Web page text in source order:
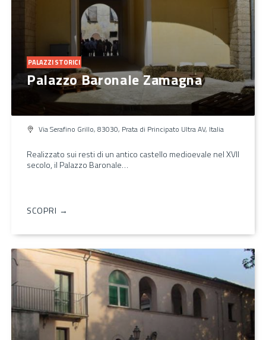
PALAZZI STORICI
Palazzo Baronale Zamagna
Via Serafino Grillo, 83030, Prata di Principato Ultra AV, Italia
Realizzato sui resti di un antico castello medioevale nel XVII
secolo, il Palazzo Baronale…
SCOPRI →